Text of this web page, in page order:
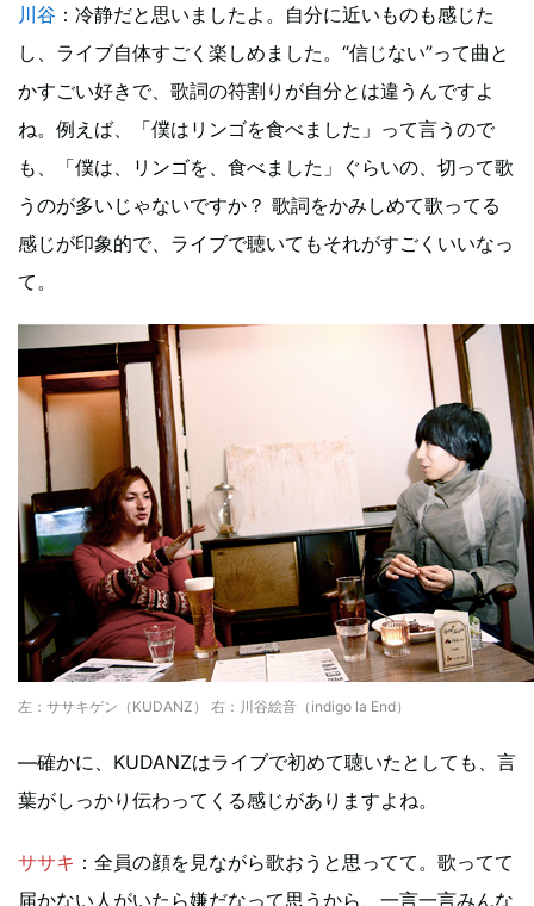
川谷 ：冷静だと思いましたよ。自分に近いものも感じた
し、ライブ自体すごく楽しめました。“信じない”って曲と
かすごい好きで、歌詞の符割りが自分とは違うんですよ
ね。例えば、「僕はリンゴを食べました」って言うので
も、「僕は、リンゴを、食べました」ぐらいの、切って歌
うのが多いじゃないですか？ 歌詞をかみしめて歌ってる
感じが印象的で、ライブで聴いてもそれがすごくいいなっ
て。
左：ササキゲン（KUDANZ） 右：川谷絵音（indigo la End）
―確かに、KUDANZはライブで初めて聴いたとしても、言
葉がしっかり伝わってくる感じがありますよね。
ササキ ：全員の顔を見ながら歌おうと思ってて。歌ってて
届かない人がいたら嫌だなって思うから、一言一言みんな